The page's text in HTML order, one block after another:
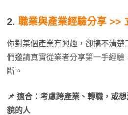
2. 職業與產業經驗分享 >>
你對某個產業有興趣，卻搞不清楚
們邀請真實從業者分享第一手經驗
斷。
📌 適合：考慮跨產業、轉職，或
貌的人